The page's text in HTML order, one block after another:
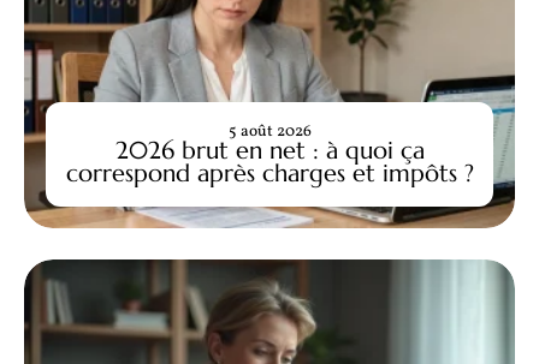
2026 brut en net : à quoi ça
correspond après charges et impôts ?
5 août 2026